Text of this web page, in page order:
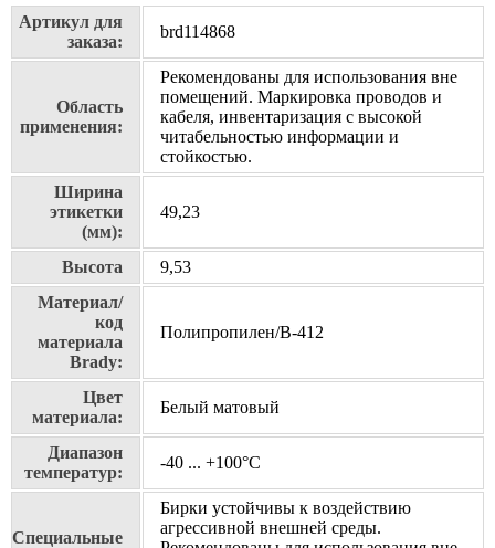
Артикул для
заказа:
brd114868
Область
применения:
Рекомендованы для использования вне
помещений. Маркировка проводов и
кабеля, инвентаризация с высокой
читабельностью информации и
стойкостью.
Ширина
этикетки
(мм):
49,23
Высота
9,53
Материал/
код
материала
Brady:
Полипропилен/В-412
Цвет
материала:
Белый матовый
Диапазон
температур:
-40 ... +100°С
Специальные
Бирки устойчивы к воздействию
агрессивной внешней среды.